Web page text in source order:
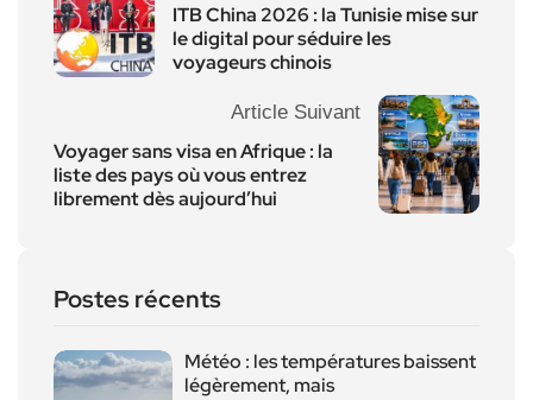
ITB China 2026 : la Tunisie mise sur
le digital pour séduire les
voyageurs chinois
Article Suivant
Voyager sans visa en Afrique : la
liste des pays où vous entrez
librement dès aujourd’hui
Postes récents
Météo : les températures baissent
légèrement, mais